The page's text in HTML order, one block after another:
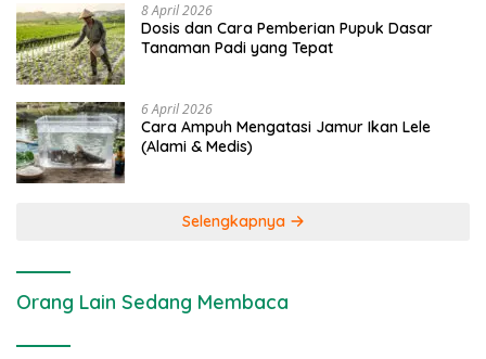
8 April 2026
Dosis dan Cara Pemberian Pupuk Dasar
Tanaman Padi yang Tepat
6 April 2026
Cara Ampuh Mengatasi Jamur Ikan Lele
(Alami & Medis)
Selengkapnya
Orang Lain Sedang Membaca